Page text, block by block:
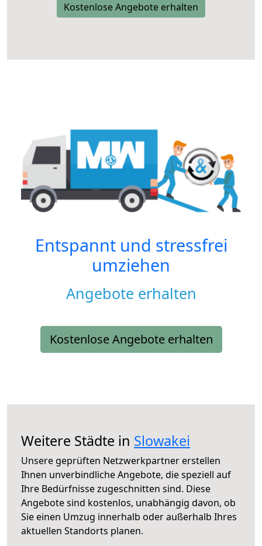
Kostenlose Angebote erhalten
Entspannt und stressfrei
umziehen
Angebote erhalten
Kostenlose Angebote erhalten
Weitere Städte in Slowakei
Unsere geprüften Netzwerkpartner erstellen
Ihnen unverbindliche Angebote, die speziell auf
Ihre Bedürfnisse zugeschnitten sind. Diese
Angebote sind kostenlos, unabhängig davon, ob
Sie einen Umzug innerhalb oder außerhalb Ihres
aktuellen Standorts planen.